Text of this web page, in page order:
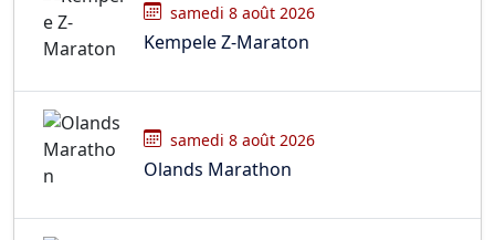
samedi 8 août 2026
Kempele Z-Maraton
samedi 8 août 2026
Olands Marathon